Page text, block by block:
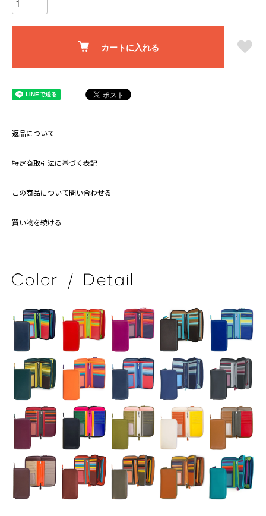
カートに入れる
返品について
特定商取引法に基づく表記
この商品について問い合わせる
買い物を続ける